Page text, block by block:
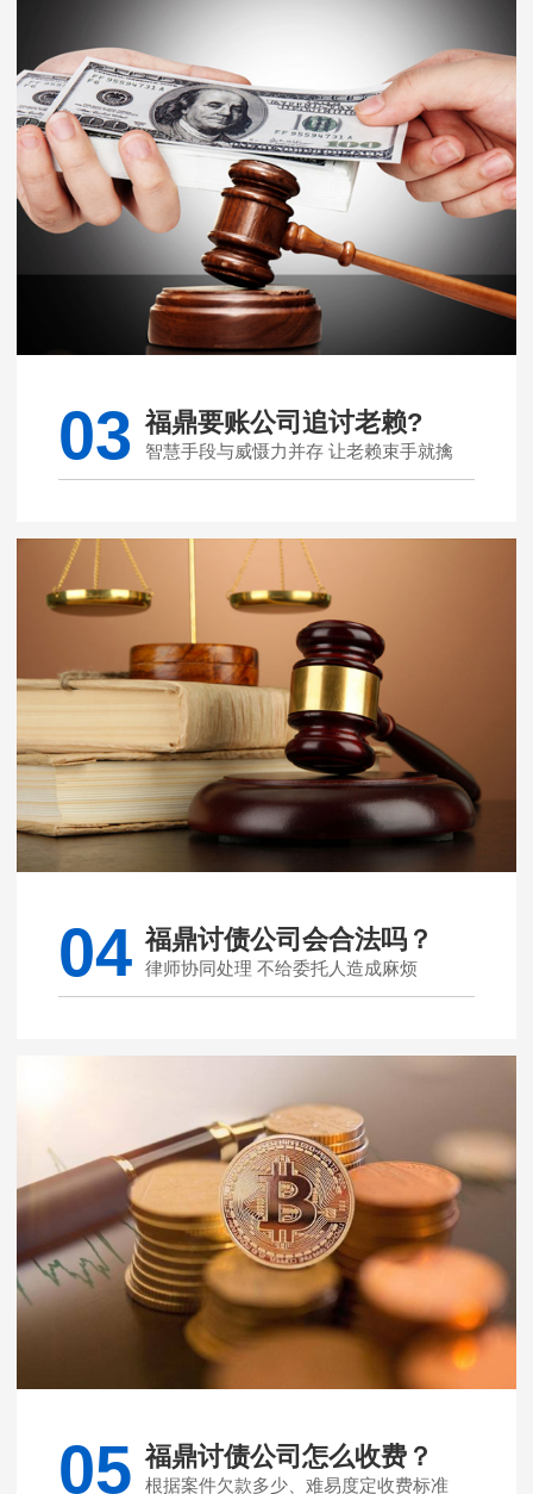
03 福鼎要账公司追讨老赖?
智慧手段与威慑力并存 让老赖束手就擒
04 福鼎讨债公司会合法吗？
律师协同处理 不给委托人造成麻烦
05 福鼎讨债公司怎么收费？
根据案件欠款多少、难易度定收费标准